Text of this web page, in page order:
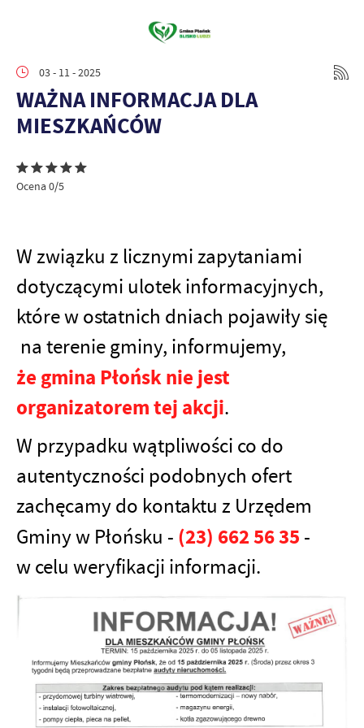
03 - 11 - 2025
WAŻNA INFORMACJA DLA
MIESZKAŃCÓW
Ocena 0/5
W związku z licznymi zapytaniami
dotyczącymi ulotek informacyjnych,
które w ostatnich dniach pojawiły się
na terenie gminy, informujemy,
że gmina Płońsk nie jest
organizatorem tej akcji.
W przypadku wątpliwości co do
autentyczności podobnych ofert
zachęcamy do kontaktu z Urzędem
Gminy w Płońsku - (23) 662 56 35 -
w celu weryfikacji informacji.